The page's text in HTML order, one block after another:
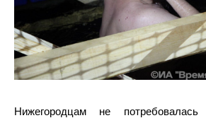
Нижегородцам не